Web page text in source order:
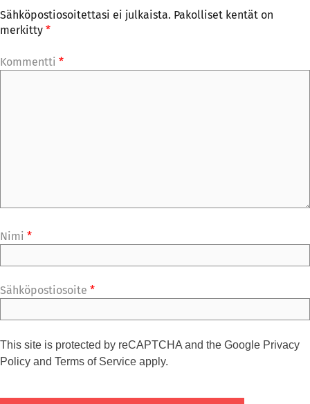
Sähköpostiosoitettasi ei julkaista. Pakolliset kentät on
merkitty *
Kommentti *
Nimi *
Sähköpostiosoite *
This site is protected by reCAPTCHA and the Google Privacy
Policy and Terms of Service apply.